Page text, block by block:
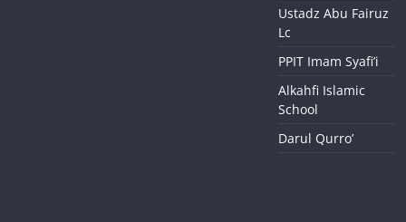
Ustadz Abu Fairuz
Lc
PPIT Imam Syafi’i
Alkahfi Islamic
School
Darul Qurro’